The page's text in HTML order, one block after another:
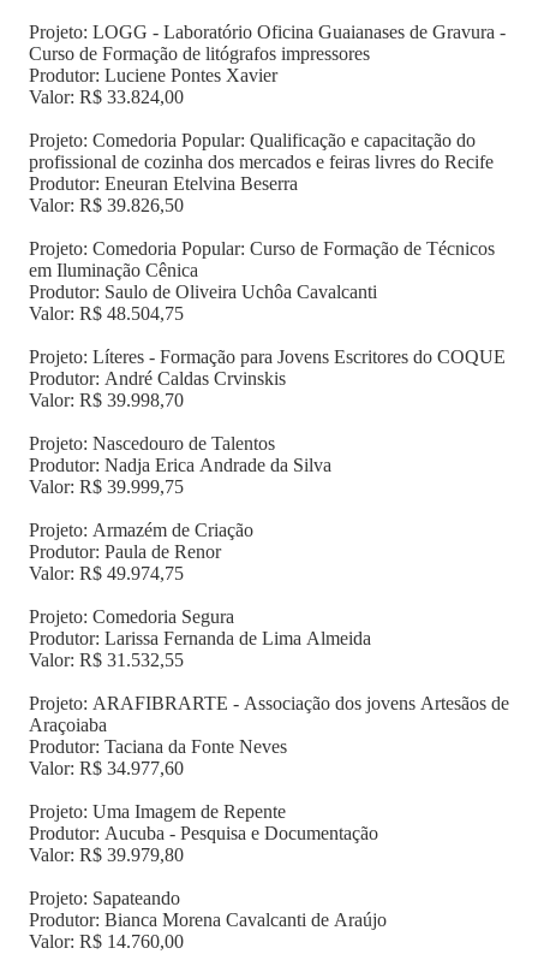
Projeto: LOGG - Laboratório Oficina Guaianases de Gravura -
Curso de Formação de litógrafos impressores
Produtor: Luciene Pontes Xavier
Valor: R$ 33.824,00
Projeto: Comedoria Popular: Qualificação e capacitação do
profissional de cozinha dos mercados e feiras livres do Recife
Produtor: Eneuran Etelvina Beserra
Valor: R$ 39.826,50
Projeto: Comedoria Popular: Curso de Formação de Técnicos
em Iluminação Cênica
Produtor: Saulo de Oliveira Uchôa Cavalcanti
Valor: R$ 48.504,75
Projeto: Líteres - Formação para Jovens Escritores do COQUE
Produtor: André Caldas Crvinskis
Valor: R$ 39.998,70
Projeto: Nascedouro de Talentos
Produtor: Nadja Erica Andrade da Silva
Valor: R$ 39.999,75
Projeto: Armazém de Criação
Produtor: Paula de Renor
Valor: R$ 49.974,75
Projeto: Comedoria Segura
Produtor: Larissa Fernanda de Lima Almeida
Valor: R$ 31.532,55
Projeto: ARAFIBRARTE - Associação dos jovens Artesãos de
Araçoiaba
Produtor: Taciana da Fonte Neves
Valor: R$ 34.977,60
Projeto: Uma Imagem de Repente
Produtor: Aucuba - Pesquisa e Documentação
Valor: R$ 39.979,80
Projeto: Sapateando
Produtor: Bianca Morena Cavalcanti de Araújo
Valor: R$ 14.760,00